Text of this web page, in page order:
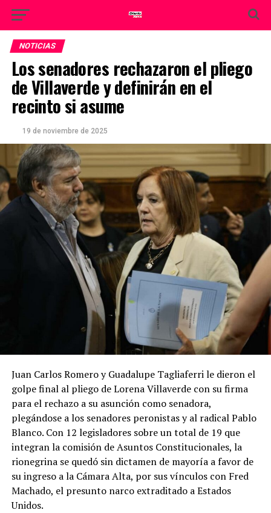
NOTICIAS
Los senadores rechazaron el pliego
de Villaverde y definirán en el
recinto si asume
19 de noviembre de 2025
Juan Carlos Romero y Guadalupe Tagliaferri le dieron el
golpe final al pliego de Lorena Villaverde con su firma
para el rechazo a su asunción como senadora,
plegándose a los senadores peronistas y al radical Pablo
Blanco. Con 12 legisladores sobre un total de 19 que
integran la comisión de Asuntos Constitucionales, la
rionegrina se quedó sin dictamen de mayoría a favor de
su ingreso a la Cámara Alta, por sus vínculos con Fred
Machado, el presunto narco extraditado a Estados
Unidos.